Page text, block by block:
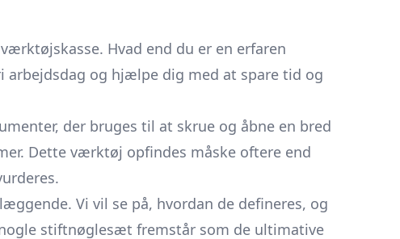
Hvad end du er en erfaren
og hjælpe dig med at spare tid og
der bruges til at skrue og åbne en bred
Dette værktøj opfindes måske oftere end
Vi vil se på, hvordan de defineres, og
stiftnøglesæt fremstår som de ultimative